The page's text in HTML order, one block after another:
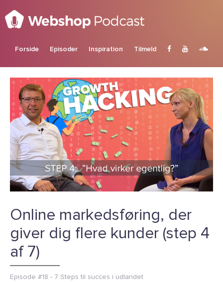
Forside Episoder Inspiration Tilmeld
Online markedsføring, der
giver dig flere kunder (step 4
af 7)
Episode #18 - 7 Steps til succes i udlandet